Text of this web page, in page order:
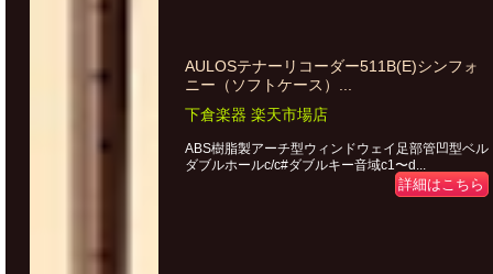
AULOSテナーリコーダー511B(E)シンフォ
ニー（ソフトケース）...
下倉楽器 楽天市場店
ABS樹脂製アーチ型ウィンドウェイ足部管凹型ベル
ダブルホールc/c#ダブルキー音域c1〜d...
詳細はこちら